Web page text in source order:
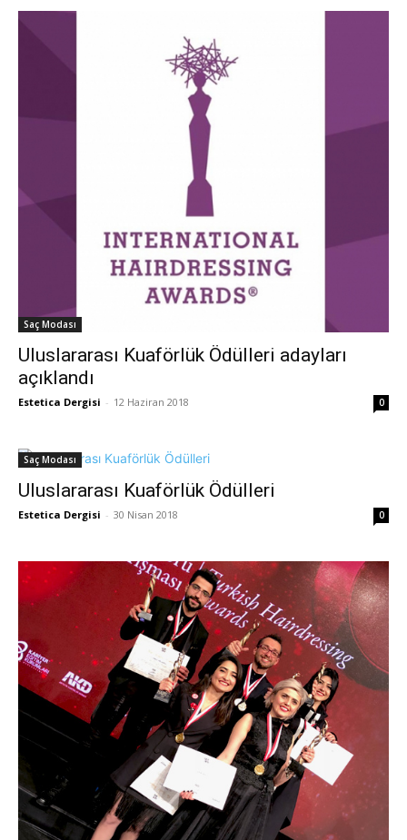
Saç Modası
Uluslararası Kuaförlük Ödülleri adayları
açıklandı
Estetica Dergisi - 12 Haziran 2018 0
Saç Modası
Uluslararası Kuaförlük Ödülleri
Estetica Dergisi - 30 Nisan 2018 0